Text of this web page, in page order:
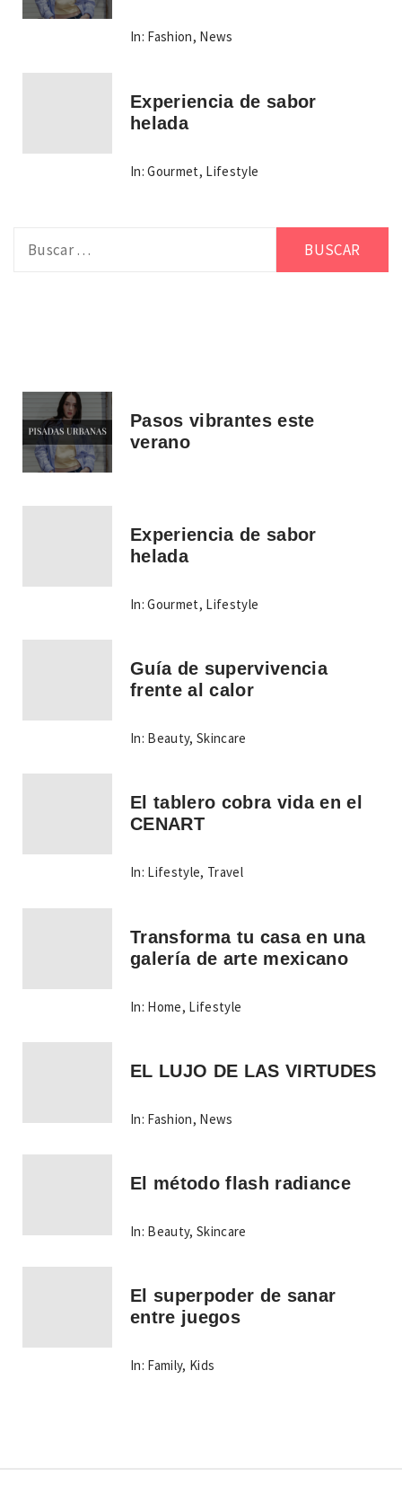
In: Fashion, News
Experiencia de sabor
helada
In: Gourmet, Lifestyle
Pasos vibrantes este
verano
Experiencia de sabor
helada
In: Gourmet, Lifestyle
Guía de supervivencia
frente al calor
In: Beauty,Skincare
El tablero cobra vida en el
CENART
In: Lifestyle, Travel
Transforma tu casa en una
galería de arte mexicano
In: Home, Lifestyle
EL LUJO DE LAS VIRTUDES
In: Fashion, News
El método flash radiance
In: Beauty,Skincare
El superpoder de sanar
entre juegos
In: Family, Kids